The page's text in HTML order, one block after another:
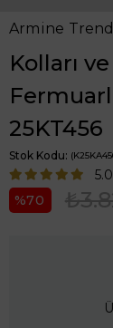
Armine Trend
Kolları
25KT456
Stok Kodu
5.0
70